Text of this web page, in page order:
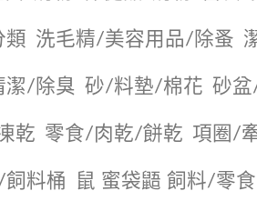
類 洗毛精/美容用品/除蚤
潔/除臭 砂/料墊/棉花 砂
乾 零食/肉乾/餅乾 項圈/
料桶 鼠 蜜袋鼯 飼料/零食